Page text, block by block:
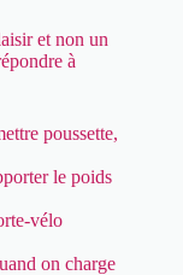
et non un
à
poussette,
le poids
vélo
on charge